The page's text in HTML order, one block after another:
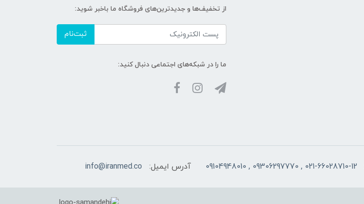
از تخفیف‌ها و جدیدترین‌های فروشگاه ما باخبر شوید:
ثبت‌نام
ما را در شبکه‌های اجتماعی دنبال کنید:
021-66028710-12 , 09306297770 , 09104948010 آدرس ایمیل: info@iranmed.co